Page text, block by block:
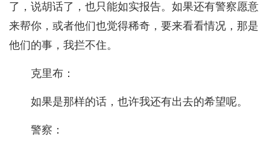
了，说胡话了，也只能如实报告。如果还有警察愿意
来帮你，或者他们也觉得稀奇，要来看看情况，那是
他们的事，我拦不住。
克里布：
如果是那样的话，也许我还有出去的希望呢。
警察：